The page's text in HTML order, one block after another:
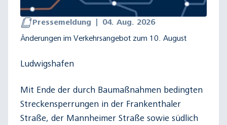
Pressemeldung
04. Aug. 2026
Änderungen im Verkehrsangebot zum 10. August
Ludwigshafen
Mit Ende der durch Baumaßnahmen bedingten
Streckensperrungen in der Frankenthaler
Straße, der Mannheimer Straße sowie südlich